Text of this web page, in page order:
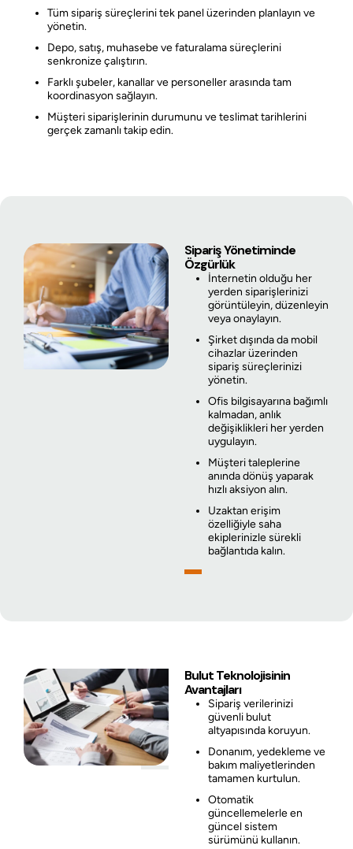
Tüm sipariş süreçlerini tek panel üzerinden planlayın ve
yönetin.
Depo, satış, muhasebe ve faturalama süreçlerini
senkronize çalıştırın.
Farklı şubeler, kanallar ve personeller arasında tam
koordinasyon sağlayın.
Müşteri siparişlerinin durumunu ve teslimat tarihlerini
gerçek zamanlı takip edin.
Sipariş Yönetiminde
Özgürlük
İnternetin olduğu her
yerden siparişlerinizi
görüntüleyin, düzenleyin
veya onaylayın.
Şirket dışında da mobil
cihazlar üzerinden
sipariş süreçlerinizi
yönetin.
Ofis bilgisayarına bağımlı
kalmadan, anlık
değişiklikleri her yerden
uygulayın.
Müşteri taleplerine
anında dönüş yaparak
hızlı aksiyon alın.
Uzaktan erişim
özelliğiyle saha
ekiplerinizle sürekli
bağlantıda kalın.
Bulut Teknolojisinin
Avantajları
Sipariş verilerinizi
güvenli bulut
altyapısında koruyun.
Donanım, yedekleme ve
bakım maliyetlerinden
tamamen kurtulun.
Otomatik
güncellemelerle en
güncel sistem
sürümünü kullanın.